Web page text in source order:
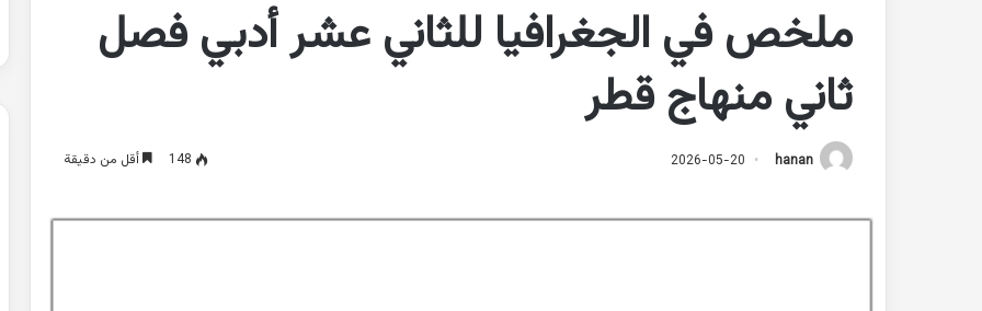
ملخص في الجغرافيا للثاني عشر أدبي فصل
ثاني منهاج قطر
hanan
2026-05-20
148 أقل من دقيقة